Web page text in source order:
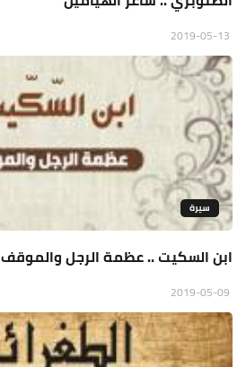
سيرة
ابن السكيت .. عظمة الرجل والموقف